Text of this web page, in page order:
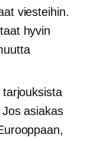
viesteihin.
hyvin
asiakas